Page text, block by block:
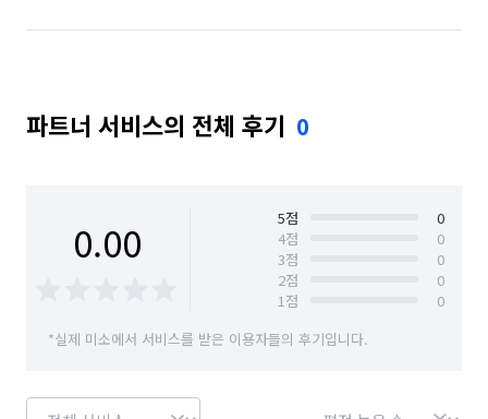
파트너 서비스의 전체 후기 0
0.00 5점
0
4점
0
3점
0
2점
0
1점
0
*실제 미소에서 서비스를 받은 이용자들의 후기입니다.